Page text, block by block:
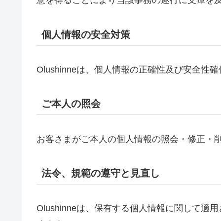
個人情報の安全対策
Olushinneは、個人情報の正確性及び安全性
ご本人の照会
お客さまがご本人の個人情報の照会・修正・
法令、規範の遵守と見直し
Olushinneは、保有する個人情報に関して適